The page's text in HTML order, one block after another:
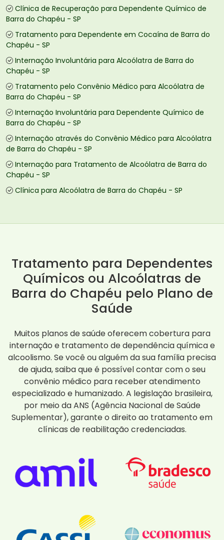
Clínica de Recuperação para Dependente Químico de
Barra do Chapéu - SP
Tratamento para Dependente em Cocaína de Barra do
Chapéu - SP
Internação Involuntária para Alcoólatra de Barra do
Chapéu - SP
Tratamento pelo Convênio Médico para Alcoólatra de
Barra do Chapéu - SP
Internação Involuntária para Dependente Químico de
Barra do Chapéu - SP
Internação através do Convênio Médico para Alcoólatra
de Barra do Chapéu - SP
Internação para Tratamento de Alcoólatra de Barra do
Chapéu - SP
Clínica para Alcoólatra de Barra do Chapéu - SP
Tratamento para Dependentes
Químicos ou Alcoólatras de
Barra do Chapéu pelo Plano de
Saúde
Muitos planos de saúde oferecem cobertura para
internação e tratamento de dependência química e
alcoolismo. Se você ou alguém da sua família precisa
de ajuda, saiba que é possível contar com o seu
convênio médico para receber atendimento
especializado e humanizado. A legislação brasileira,
por meio da ANS (Agência Nacional de Saúde
Suplementar), garante o direito ao tratamento em
clínicas de reabilitação credenciadas.